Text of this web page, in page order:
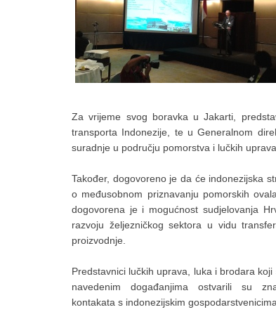
Za vrijeme svog boravka u Jakarti,
transporta Indonezije, te u Generalnom
suradnje u području pomorstva i lučkih
Također, dogovoreno je da će indonezijska
o međusobnom priznavanju pomorskih
dogovorena je i mogućnost sudjelovanja
razvoju željezničkog sektora u vidu
proizvodnje.
Predstavnici lučkih uprava, luka i brodara
navedenim događanjima ostvarili su
kontakata s indonezijskim